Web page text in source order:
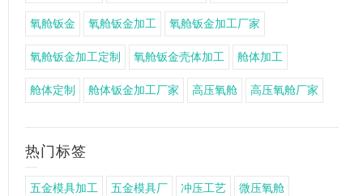
氧舱钣金 氧舱钣金加工 氧舱钣金加工厂家
氧舱钣金加工定制 氧舱钣金壳体加工 舱体加工
舱体定制 舱体钣金加工厂家 高压氧舱 高压氧舱厂家
热门标签
五金模具加工 五金模具厂 冲压工艺 微压氧舱